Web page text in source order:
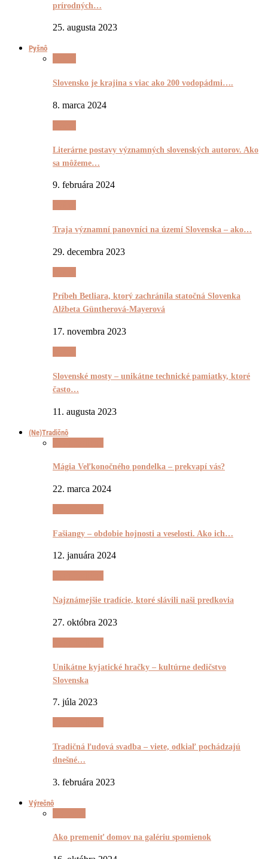
prírodných…
25. augusta 2023
Pyšnô
Slovensko je krajina s viac ako 200 vodopádmi….
8. marca 2024
Literárne postavy významných slovenských autorov. Ako
sa môžeme…
9. februára 2024
Traja významní panovníci na území Slovenska – ako…
29. decembra 2023
Príbeh Betliara, ktorý zachránila statočná Slovenka
Alžbeta Güntherová-Mayerová
17. novembra 2023
Slovenské mosty – unikátne technické pamiatky, ktoré
často…
11. augusta 2023
(Ne)Tradičnô
Mágia Veľkonočného pondelka – prekvapí vás?
22. marca 2024
Fašiangy – obdobie hojnosti a veselosti. Ako ich…
12. januára 2024
Najznámejšie tradície, ktoré slávili naši predkovia
27. októbra 2023
Unikátne kyjatické hračky – kultúrne dedičstvo
Slovenska
7. júla 2023
Tradičná ľudová svadba – viete, odkiaľ pochádzajú
dnešné…
3. februára 2023
Výrečnô
Ako premeniť domov na galériu spomienok